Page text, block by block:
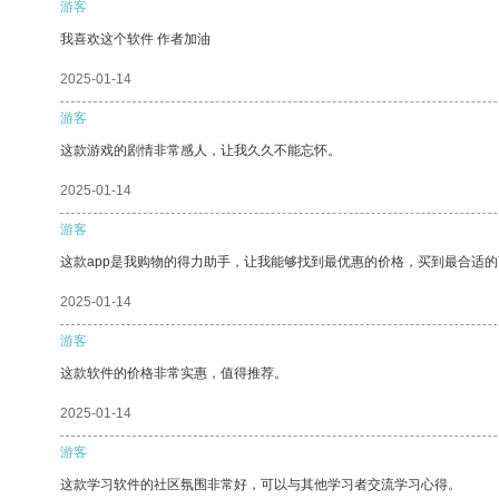
游客
我喜欢这个软件 作者加油
2025-01-14
游客
这款游戏的剧情非常感人，让我久久不能忘怀。
2025-01-14
游客
这款app是我购物的得力助手，让我能够找到最优惠的价格，买到最合适
2025-01-14
游客
这款软件的价格非常实惠，值得推荐。
2025-01-14
游客
这款学习软件的社区氛围非常好，可以与其他学习者交流学习心得。